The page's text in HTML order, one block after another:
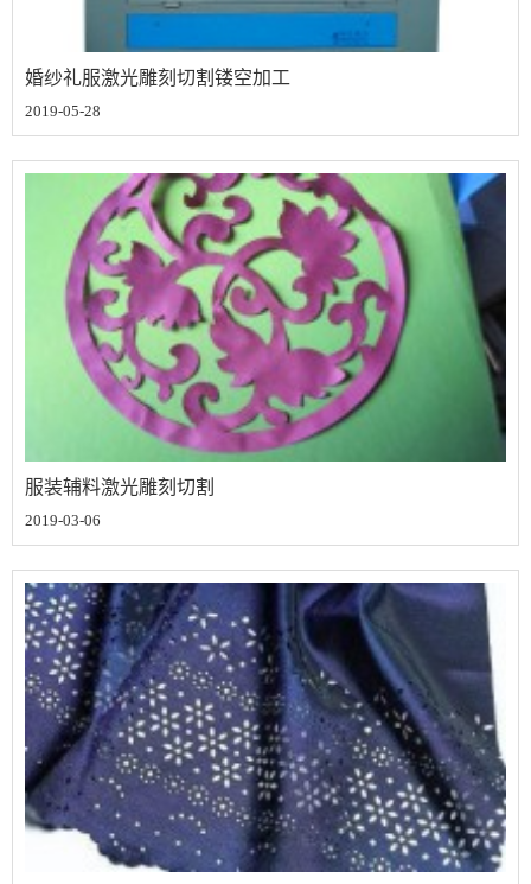
婚纱礼服激光雕刻切割镂空加工
2019-05-28
服装辅料激光雕刻切割
2019-03-06